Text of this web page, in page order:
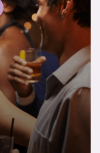
d'événements